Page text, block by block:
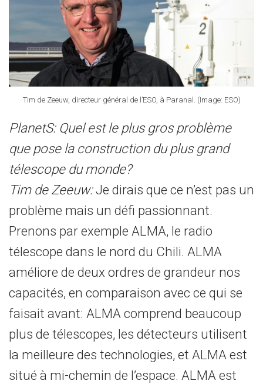
Tim de Zeeuw, directeur général de l’ESO, à Paranal. (Image: ESO)
PlanetS: Quel est le plus gros problème
que pose la construction du plus grand
télescope du monde?
Tim de Zeeuw:Je dirais que ce n’est pas un
problème mais un défi passionnant.
Prenons par exemple ALMA, le radio
télescope dans le nord du Chili. ALMA
améliore de deux ordres de grandeur nos
capacités, en comparaison avec ce qui se
faisait avant: ALMA comprend beaucoup
plus de télescopes, les détecteurs utilisent
la meilleure des technologies, et ALMA est
situé à mi-chemin de l’espace. ALMA est